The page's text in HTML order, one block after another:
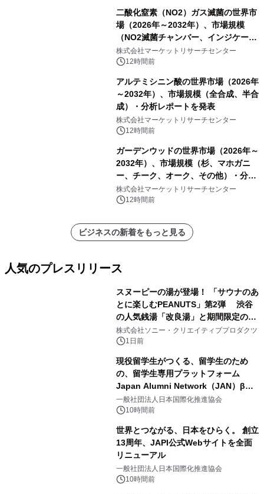
二酸化窒素（NO2）ガス滅菌の世界市
場（2026年～2032年）、市場規模
（NO2滅菌チャンバー、インジケータ
ーおよびモニタリングシステム、その
他）・分析レポートを発表
株式会社マーケットリサーチセンター
12時間前
アルテミシニン酸の世界市場（2026年
～2032年）、市場規模（全合成、半合
成）・分析レポートを発表
株式会社マーケットリサーチセンター
12時間前
ガーデンウッドの世界市場（2026年～
2032年）、市場規模（杉、マホガニ
ー、チーク、オーク、その他）・分析
レポートを発表
株式会社マーケットリサーチセンター
12時間前
ビジネスの新着をもっと見る
人気のプレスリリース
スヌーピーの湯が登場！ 「サウナのあ
とに楽しむPEANUTS」第2弾 渋谷
の人気銭湯「改良湯」と期間限定のコ
ラボレーション サウナイキタイコラ
ボグッズも発売決定！
株式会社ソニー・クリエイティブプロダクツ
1日前
現役留学生がつくる、留学生のため
の、留学生専用プラットフォーム
Japan Alumni Network（JAN）β版
をリリース
一般社団法人日本国際化推進協会
10時間前
世界とつながる、日本をひらく。 創立
13周年、JAPI公式Webサイトを全面
リニューアル
一般社団法人日本国際化推進協会
10時間前